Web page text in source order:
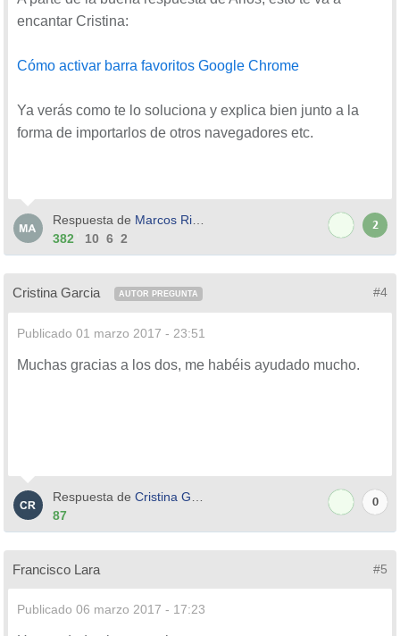
encantar Cristina:
Cómo activar barra favoritos Google Chrome
Ya verás como te lo soluciona y explica bien junto a la
forma de importarlos de otros navegadores etc.
Respuesta de Marcos Riera
382
10 6 2
2
Cristina Garcia AUTOR PREGUNTA #4
Publicado 01 marzo 2017 - 23:51
Muchas gracias a los dos, me habéis ayudado mucho.
Respuesta de Cristina Garcia
87
0
Francisco Lara #5
Publicado 06 marzo 2017 - 17:23